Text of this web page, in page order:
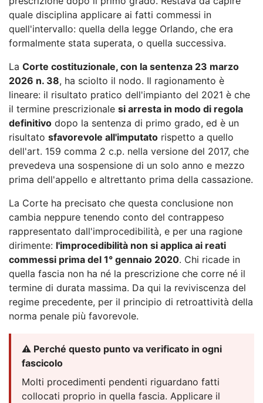
quale disciplina applicare ai fatti commessi in
quell'intervallo: quella della legge Orlando, che era
formalmente stata superata, o quella successiva.
La Corte costituzionale, con la sentenza 23 marzo
2026 n. 38, ha sciolto il nodo. Il ragionamento è
lineare: il risultato pratico dell'impianto del 2021 è che
il termine prescrizionale si arresta in modo di regola
definitivo dopo la sentenza di primo grado, ed è un
risultato sfavorevole all'imputato rispetto a quello
dell'art. 159 comma 2 c.p. nella versione del 2017, che
prevedeva una sospensione di un solo anno e mezzo
prima dell'appello e altrettanto prima della cassazione.
La Corte ha precisato che questa conclusione non
cambia neppure tenendo conto del contrappeso
rappresentato dall'improcedibilità, e per una ragione
dirimente: l'improcedibilità non si applica ai reati
commessi prima del 1° gennaio 2020. Chi ricade in
quella fascia non ha né la prescrizione che corre né il
termine di durata massima. Da qui la reviviscenza del
regime precedente, per il principio di retroattività della
norma penale più favorevole.
⚠️ Perché questo punto va verificato in ogni
fascicolo
Molti procedimenti pendenti riguardano fatti
collocati proprio in quella fascia. Applicare il